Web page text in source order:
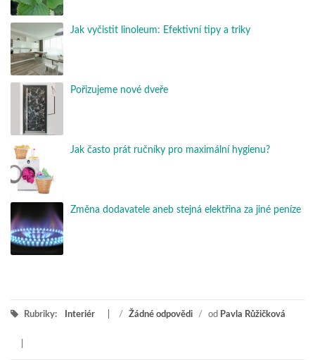
Jak vyčistit linoleum: Efektivní tipy a triky
Pořizujeme nové dveře
Jak často prát ručníky pro maximální hygienu?
Změna dodavatele aneb stejná elektřina za jiné peníze
Rubriky: Interiér / Žádné odpovědi / od Pavla Růžičková